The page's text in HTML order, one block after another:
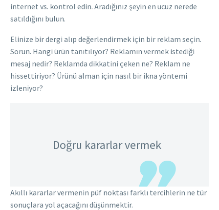
internet vs. kontrol edin. Aradığınız şeyin en ucuz nerede
satıldığını bulun.
Elinize bir dergi alıp değerlendirmek için bir reklam seçin.
Sorun. Hangi ürün tanıtılıyor? Reklamın vermek istediği
mesaj nedir? Reklamda dikkatini çeken ne? Reklam ne
hissettiriyor? Ürünü alman için nasıl bir ikna yöntemi
izleniyor?
Doğru kararlar vermek
Akıllı kararlar vermenin püf noktası farklı tercihlerin ne tür
sonuçlara yol açacağını düşünmektir.